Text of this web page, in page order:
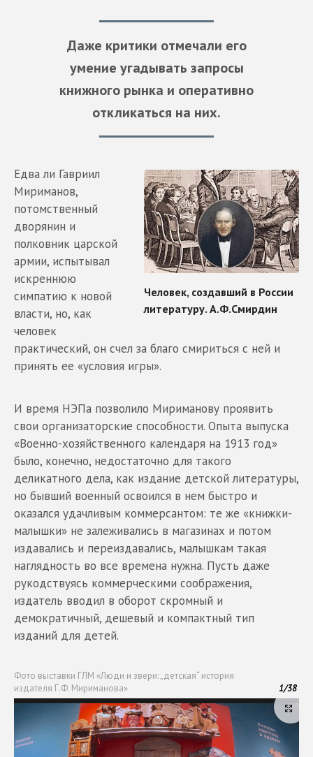
Даже критики отмечали его
умение угадывать запросы
книжного рынка и оперативно
откликаться на них.
Едва ли Гавриил
Мириманов,
потомственный
дворянин и
полковник царской
армии, испытывал
искреннюю
симпатию к новой
власти, но, как
человек
практический, он счел за благо смириться с ней и
принять ее «условия игры».
И время НЭПа позволило Мириманову проявить
свои организаторские способности. Опыта выпуска
«Военно-хозяйственного календаря на 1913 год»
было, конечно, недостаточно для такого
деликатного дела, как издание детской литературы,
но бывший военный освоился в нем быстро и
оказался удачливым коммерсантом: те же «книжки-
малышки» не залеживались в магазинах и потом
издавались и переиздавались, малышкам такая
наглядность во все времена нужна. Пусть даже
рукодствуясь коммерческими соображения,
издатель вводил в оборот скромный и
демократичный, дешевый и компактный тип
изданий для детей.
Фото выставки ГЛМ «Люди и звери: „детская“ история
издателя Г.Ф. Мириманова»
1/38